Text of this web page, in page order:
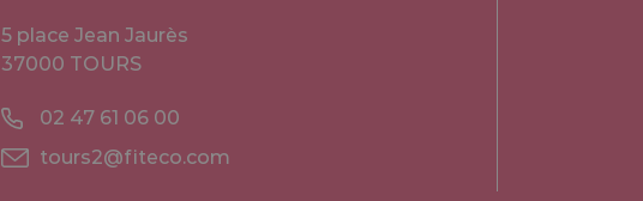
5 place Jean Jaurès
37000 TOURS
02 47 61 06 00
tours2@fiteco.com